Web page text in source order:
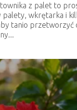
z palet to
palety, wkrętarka i
tanio przetworzyć